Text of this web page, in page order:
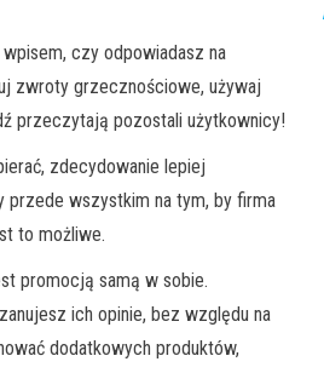
czy odpowiadasz na
zwroty grzecznościowe, używaj
przeczytają pozostali użytkownicy!
zdecydowanie lepiej
przede wszystkim na tym, by firma
to możliwe.
promocją samą w sobie.
ich opinie, bez względu na
dodatkowych produktów,